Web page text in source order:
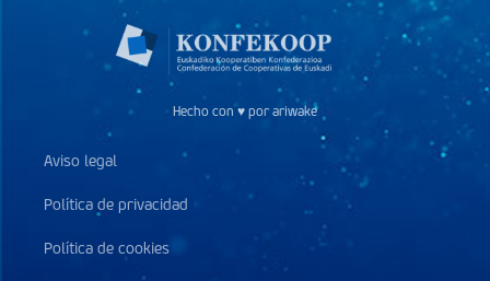
Hecho con ♥ por ariwake
Aviso legal
Política de privacidad
Política de cookies